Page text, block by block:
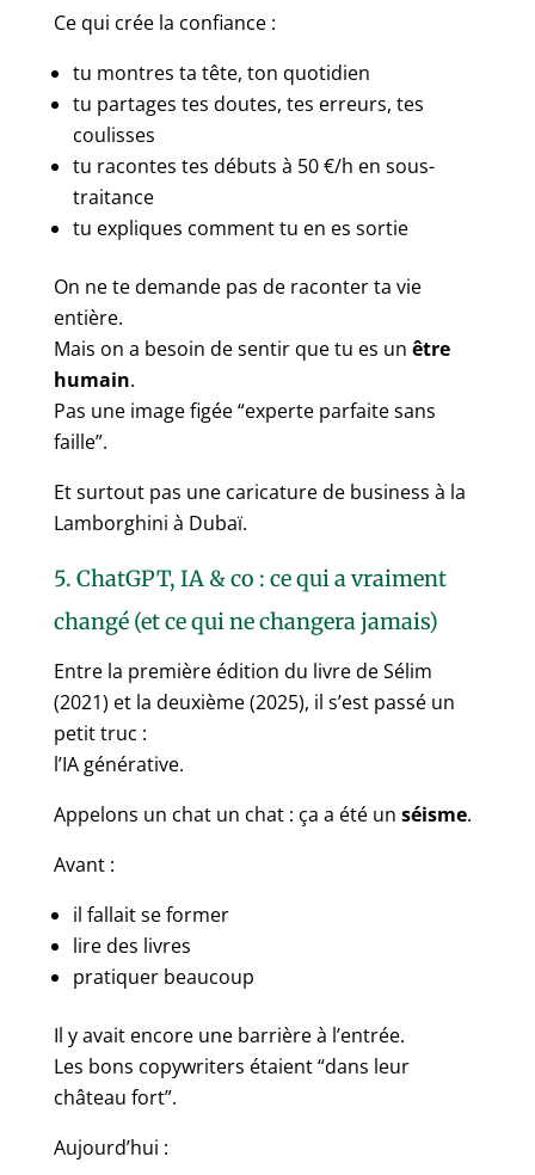
Ce qui crée la confiance :
tu montres ta tête, ton quotidien
tu partages tes doutes, tes erreurs, tes
coulisses
tu racontes tes débuts à 50 €/h en sous-
traitance
tu expliques comment tu en es sortie
On ne te demande pas de raconter ta vie
entière.
Mais on a besoin de sentir que tu es un être
humain.
Pas une image figée “experte parfaite sans
faille”.
Et surtout pas une caricature de business à la
Lamborghini à Dubaï.
5. ChatGPT, IA & co : ce qui a vraiment
changé (et ce qui ne changera jamais)
Entre la première édition du livre de Sélim
(2021) et la deuxième (2025), il s’est passé un
petit truc :
l’IA générative.
Appelons un chat un chat : ça a été un séisme.
Avant :
il fallait se former
lire des livres
pratiquer beaucoup
Il y avait encore une barrière à l’entrée.
Les bons copywriters étaient “dans leur
château fort”.
Aujourd’hui :